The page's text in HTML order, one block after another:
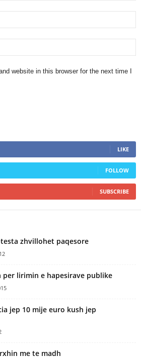
website in this browser for the next time I
LIKE
FOLLOW
SUBSCRIBE
zhvillohet paqesore
per lirimin e hapesirave publike
jep 10 mije euro kush jep
me te madh